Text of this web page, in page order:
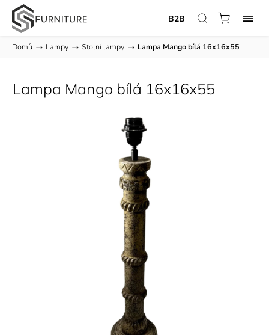
B2B
Domů / Lampy / Stolní lampy / Lampa Mango bílá 16x16x55
Lampa Mango bílá 16x16x55